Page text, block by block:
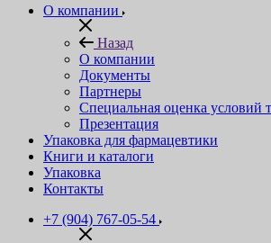
О компании
Назад
О компании
Документы
Партнеры
Специальная оценка условий
Презентация
Упаковка для фармацевтики
Книги и каталоги
Упаковка
Контакты
+7 (904) 767-05-54